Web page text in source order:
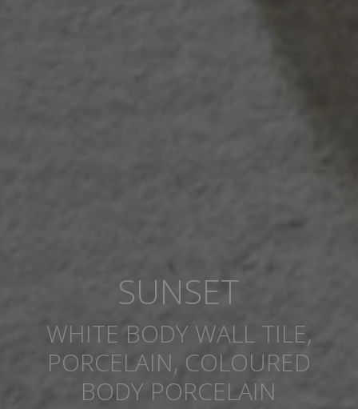
SUNSET
WHITE BODY WALL TILE,
PORCELAIN, COLOURED
BODY PORCELAIN